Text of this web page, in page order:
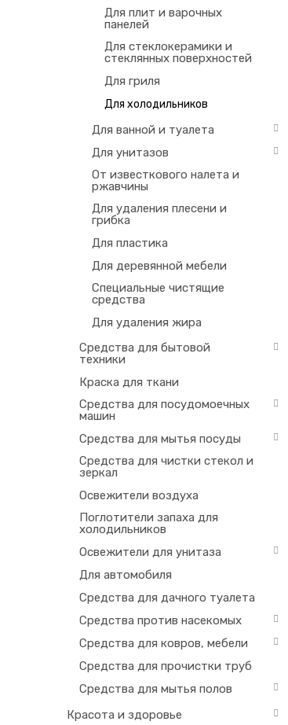
Для плит и варочных
панелей
Для стеклокерамики и
стеклянных поверхностей
Для гриля
Для холодильников
Для ванной и туалета
Для унитазов
От известкового налета и
ржавчины
Для удаления плесени и
грибка
Для пластика
Для деревянной мебели
Специальные чистящие
средства
Для удаления жира
Средства для бытовой
техники
Краска для ткани
Средства для посудомоечных
машин
Средства для мытья посуды
Средства для чистки стекол и
зеркал
Освежители воздуха
Поглотители запаха для
холодильников
Освежители для унитаза
Для автомобиля
Средства для дачного туалета
Средства против насекомых
Средства для ковров, мебели
Средства для прочистки труб
Средства для мытья полов
Красота и здоровье